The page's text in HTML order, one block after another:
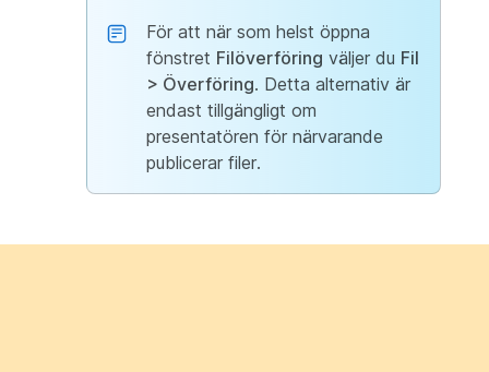
För att när som helst öppna
fönstret Filöverföring väljer du Fil
> Överföring. Detta alternativ är
endast tillgängligt om
presentatören för närvarande
publicerar filer.